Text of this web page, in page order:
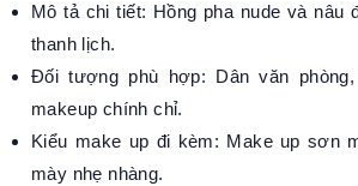
Mô tả chi tiết: Hồng pha nude và nâu
thanh lịch.
Đối tượng phù hợp: Dân văn
makeup chính chỉ.
Kiểu make up đi kèm: Make up sơn
mày nhẹ nhàng.